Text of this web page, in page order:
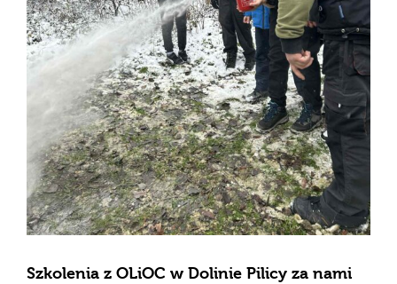
Szkolenia z OLiOC w Dolinie Pilicy za nami